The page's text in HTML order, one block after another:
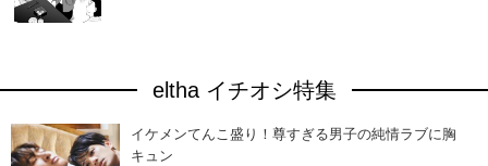
eltha イチオシ特集
イケメンてんこ盛り！尊すぎる男子の純情ラブに胸
キュン